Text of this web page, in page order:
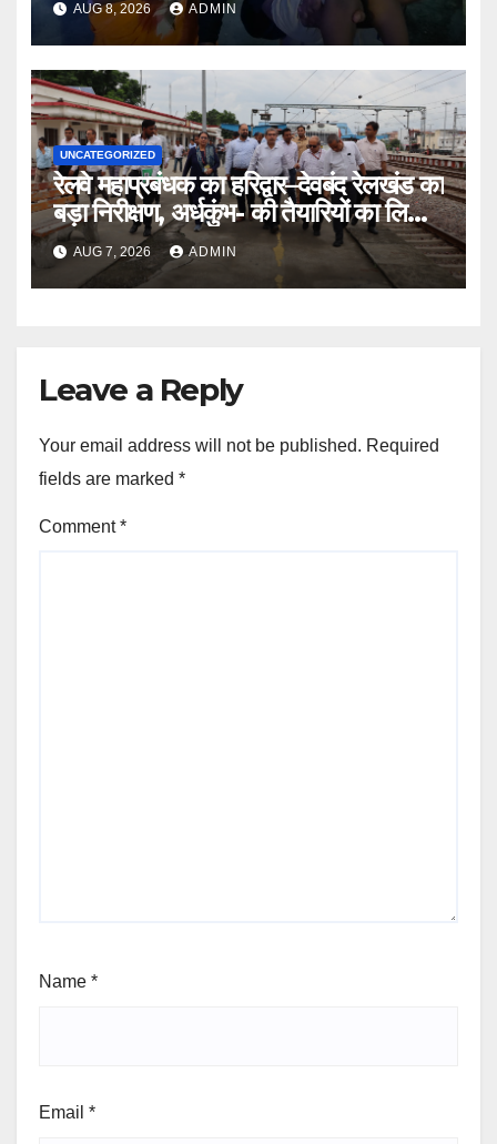
AUG 8, 2026 ADMIN
UNCATEGORIZED
रेलवे महाप्रबंधक का हरिद्वार–देवबंद रेलखंड का
बड़ा निरीक्षण, अर्धकुंभ- की तैयारियों का लिया
जायजा
AUG 7, 2026 ADMIN
Leave a Reply
Your email address will not be published. Required
fields are marked *
Comment*
Name *
Email *